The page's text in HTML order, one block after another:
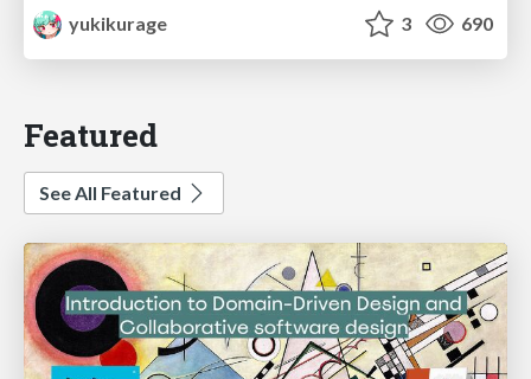
yukikurage
3 690
Featured
See All Featured